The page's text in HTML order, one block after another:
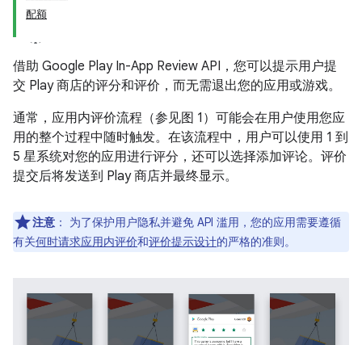
配额
借助 Google Play In-App Review API，您可以提示用户提
交 Play 商店的评分和评价，而无需退出您的应用或游戏。
通常，应用内评价流程（参见图 1）可能会在用户使用您应
用的整个过程中随时触发。在该流程中，用户可以使用 1 到
5 星系统对您的应用进行评分，还可以选择添加评论。评价
提交后将发送到 Play 商店并最终显示。
注意 ：
为了保护用户隐私并避免 API 滥用，您的应用需要遵循
有关何时请求应用内评价和评价提示设计的严格的准则。